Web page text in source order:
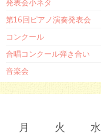
発表会小ネタ
第16回ピアノ演奏発表会
コンクール
合唱コンクール弾き合い
音楽会
月 火 水